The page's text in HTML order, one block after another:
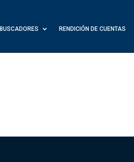
BUSCADORES RENDICIÓN DE CUENTAS